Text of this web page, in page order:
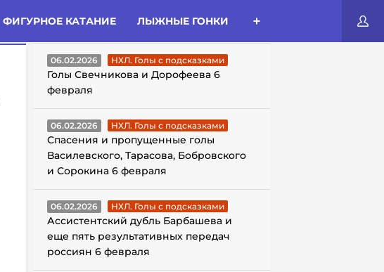
ФИГУРНОЕ КАТАНИЕ ЛЫЖНЫЕ ГОНКИ
ГОЛЫ С ПОДСКАЗКАМИ
06.02.2026 НХЛ. Голы с подсказками
Голы Свечникова и Дорофеева 6
февраля
06.02.2026 НХЛ. Голы с подсказками
Спасения и пропущенные голы
Василевского, Тарасова, Бобровского
и Сорокина 6 февраля
06.02.2026 НХЛ. Голы с подсказками
Ассистентский дубль Барбашева и
еще пять результативных передач
россиян 6 февраля